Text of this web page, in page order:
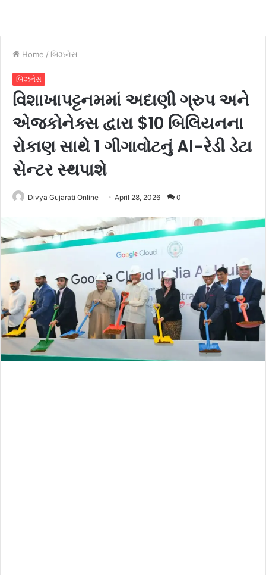
Home / બિઝનેસ
બિઝનેસ
વિશાખાપટ્ટનમમાં અદાણી ગ્રુપ અને
એજકોનેક્સ દ્વારા $10 બિલિયનના
રોકાણ સાથે 1 ગીગાવોટનું AI-રેડી ડેટા
સેન્ટર સ્થપાશે
Divya Gujarati Online April 28, 2026 0